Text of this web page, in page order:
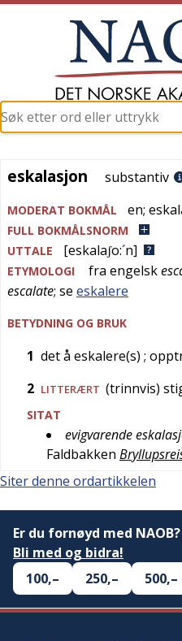
eskalasjon
eskalasjon substantiv
MODERAT BOKMÅL en;
FULL BOKMÅLSNORM
UTTALE
[eskalaʃo:´n]
ETYMOLOGI fra engelsk
escalate; se eskalere
BETYDNING OG BRUK
1 det å eskalere(s) ;
2 LITTERÆRT (trinnvis)
SITAT
evigvarende
Faldbakken
Siter denne ordartikkelen
Er du fornøyd med NAOB?
Bli med og bidra!
100,–
250,– 500,–